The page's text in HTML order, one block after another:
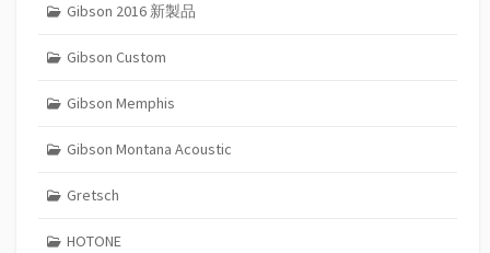
Gibson 2016 新製品
Gibson Custom
Gibson Memphis
Gibson Montana Acoustic
Gretsch
HOTONE